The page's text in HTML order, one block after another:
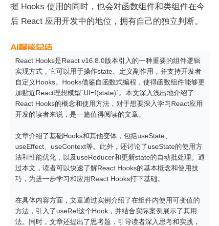
握 Hooks 使用的同时，也会对函数组件和类组件在今
后 React 应用开发中的地位，拥有自己的独立判断。
React Hooks是React v16.8.0版本引入的一种重要的组件逻辑
实现方式，它可以用于操作state、定义副作用，并支持开发者
自定义Hooks。Hooks借鉴自函数式编程，使得函数组件能够更
加贴近React理想模型`UI=f(state)`。本文深入浅出地介绍了
React Hooks的概念和使用方法，对于想要深入学习React应用
开发的读者来说，是一篇值得阅读的文章。
文章介绍了基础Hooks和其他变体，包括useState、
useEffect、useContext等。此外，还讨论了useState的使用方
法和性能优化，以及useReducer和更新state的自动批处理。通
过本文，读者可以快速了解React Hooks的基本概念和使用技
巧，为进一步学习和应用React Hooks打下基础。
在具体内容方面，文章通过实例介绍了在组件内使用可变值的
方法，引入了useRef这个Hook，并结合实际案例展示了其用
法。同时，文章还提出了思考题，引导读者深入思考和实践，